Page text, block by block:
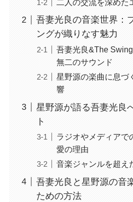
吾妻光良の音楽世界：
ングが織りなす魅力
吾妻光良&The
無二のサウンド
星野源の楽曲に息づ
響
星野源が語る吾妻光良
ト
ラジオやメディアで
愛の理由
音楽ジャンルを超え
吾妻光良と星野源の音
ための方法